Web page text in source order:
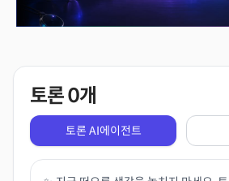
토론0개
토론 AI에이전트